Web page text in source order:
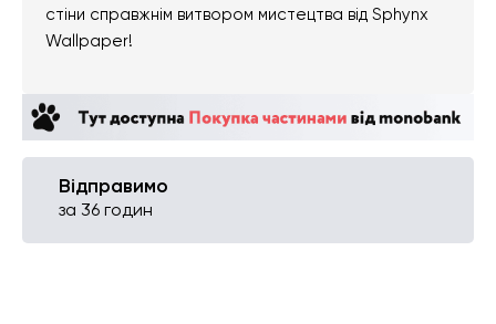
стіни справжнім витвором мистецтва від Sphynx
Wallpaper!
Відправимо
за 36 годин